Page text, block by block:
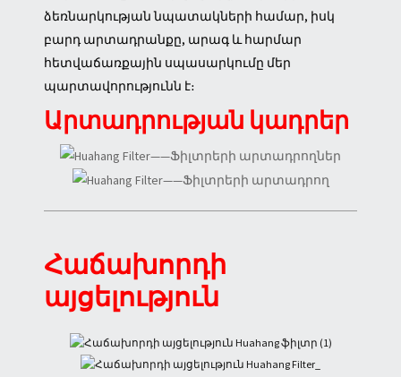
ձեռնարկության նպատակների համար, իսկ
բարդ արտադրանքը, արագ և հարմար
հետվաճառքային սպասարկումը մեր
պարտավորությունն է։
Արտադրության կադրեր
Հաճախորդի
այցելություն